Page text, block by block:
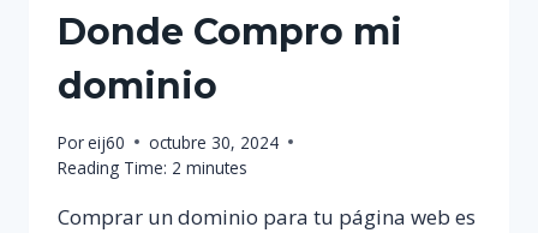
Donde Compro mi
dominio
Poreij60
octubre 30, 2024
Reading Time: 2 minutes
Comprar un dominio para tu página web es